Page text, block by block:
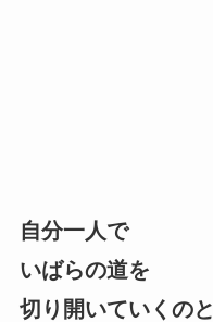
自分一人で
いばらの道を
切り開いていくのと